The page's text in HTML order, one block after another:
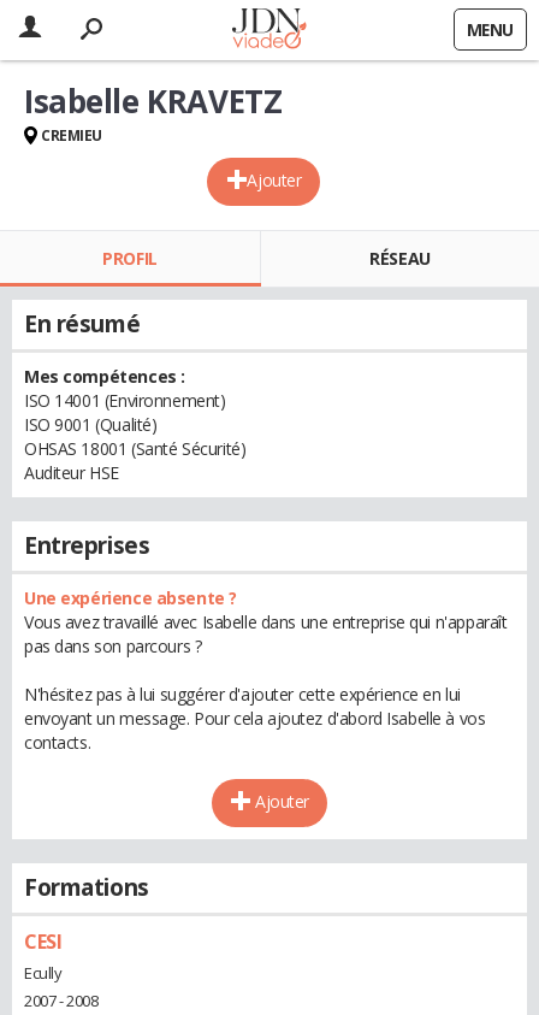
MENU
Ajouter
Isabelle KRAVETZ
CREMIEU
PROFIL RÉSEAU
En résumé
Mes compétences :
ISO 14001 (Environnement)
ISO 9001 (Qualité)
OHSAS 18001 (Santé Sécurité)
Auditeur HSE
Entreprises
Une expérience absente ?
Vous avez travaillé avec Isabelle dans une entreprise qui n'apparaît
pas dans son parcours ?
N'hésitez pas à lui suggérer d'ajouter cette expérience en lui
envoyant un message. Pour cela ajoutez d'abord Isabelle à vos
contacts.
Ajouter
Formations
CESI
Ecully
2007 - 2008